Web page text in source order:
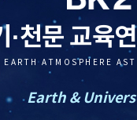
·천문 교육
ATMOSPHERE
Earth &